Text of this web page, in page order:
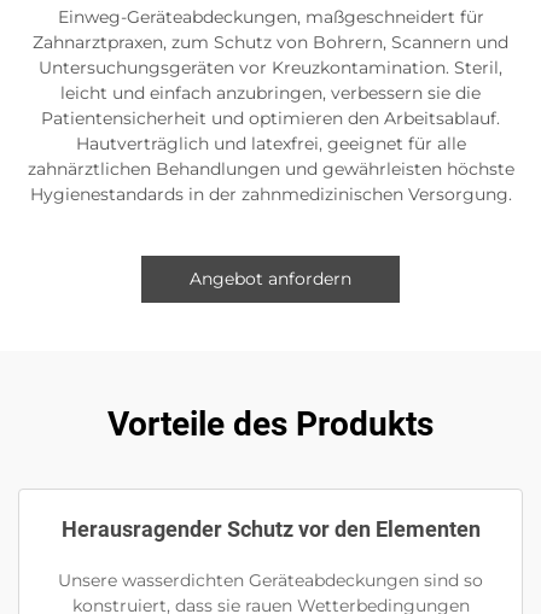
Einweg-Geräteabdeckungen, maßgeschneidert für
Zahnarztpraxen, zum Schutz von Bohrern, Scannern und
Untersuchungsgeräten vor Kreuzkontamination. Steril,
leicht und einfach anzubringen, verbessern sie die
Patientensicherheit und optimieren den Arbeitsablauf.
Hautverträglich und latexfrei, geeignet für alle
zahnärztlichen Behandlungen und gewährleisten höchste
Hygienestandards in der zahnmedizinischen Versorgung.
Angebot anfordern
Vorteile des Produkts
Herausragender Schutz vor den Elementen
Unsere wasserdichten Geräteabdeckungen sind so
konstruiert, dass sie rauen Wetterbedingungen